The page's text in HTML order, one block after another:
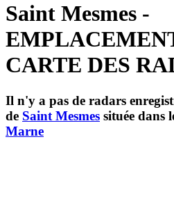
Saint Mesmes -
CARTE DES
Il n'y a pas de radars
de Saint Mesmes située dans
Marne